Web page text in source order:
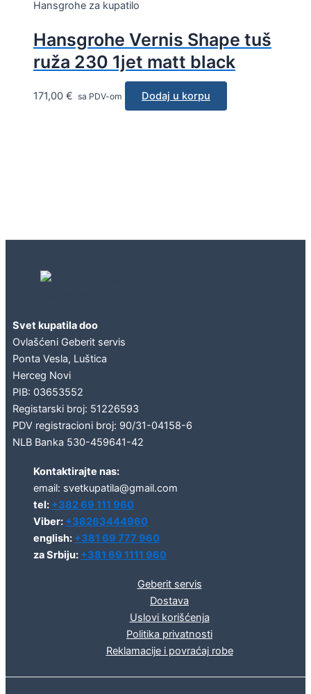
Hansgrohe za kupatilo
Hansgrohe Vernis Shape tuš
ruža 230 1jet matt black
171,00 € sa PDV-om Dodaj u korpu
Svet kupatila doo
Ovlašćeni Geberit servis
Ponta Vesla, Luštica
Herceg Novi
PIB: 03653552
Registarski broj: 51226593
PDV registracioni broj: 90/31-04158-6
NLB Banka 530-459641-42
Kontaktirajte nas:
email: svetkupatila@gmail.com
tel: +382 69 111 960
Viber: +38263444960
english: +381 69 777 960
za Srbiju: +381 69 1111 960
Geberit servis
Dostava
Uslovi korišćenja
Politika privatnosti
Reklamacije i povraćaj robe